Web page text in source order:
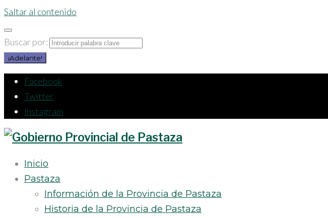
Saltar al contenido
Buscar por:
¡Adelante!
Facebook
Twitter
Instagram
Inicio
Pastaza
Información de la Provincia de Pastaza
Historia de la Provincia de Pastaza